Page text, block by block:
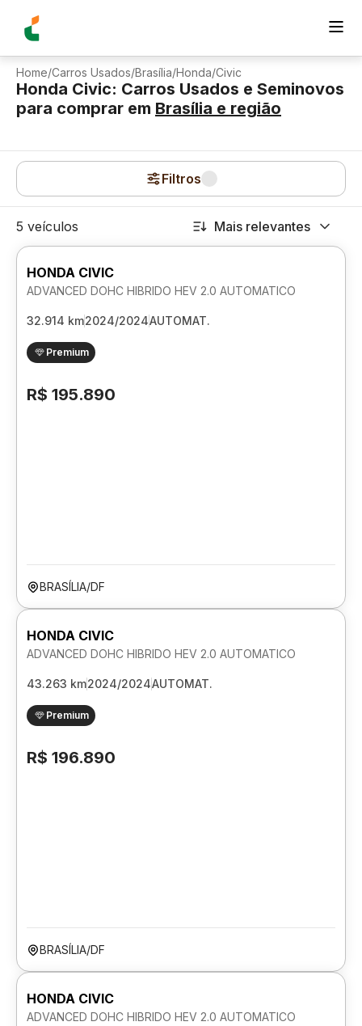
Home/Carros Usados/Brasília/Honda/Civic
Honda Civic: Carros Usados e Seminovos
para comprar em Brasília e região
Filtros
5 veículos Mais relevantes
HONDA CIVIC
ADVANCED DOHC HIBRIDO HEV 2.0 AUTOMATICO
32.914 km2024/2024AUTOMAT.
Premium
R$ 195.890
BRASÍLIA/DF
HONDA CIVIC
ADVANCED DOHC HIBRIDO HEV 2.0 AUTOMATICO
43.263 km2024/2024AUTOMAT.
Premium
R$ 196.890
BRASÍLIA/DF
HONDA CIVIC
ADVANCED DOHC HIBRIDO HEV 2.0 AUTOMATICO